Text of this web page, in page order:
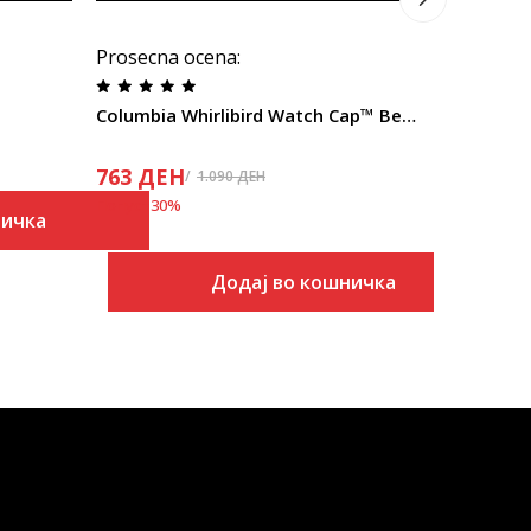
Prosecna ocena:
Columbia Whirlibird Watch Cap™ Beanie
763 ДЕН 1.090ДЕН
30%
Додај во кошничка